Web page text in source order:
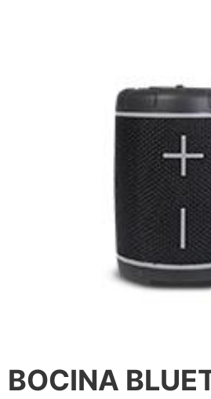
BOCINA